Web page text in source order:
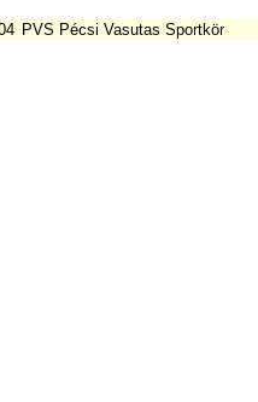
PVS Pécsi Vasutas Sportkör